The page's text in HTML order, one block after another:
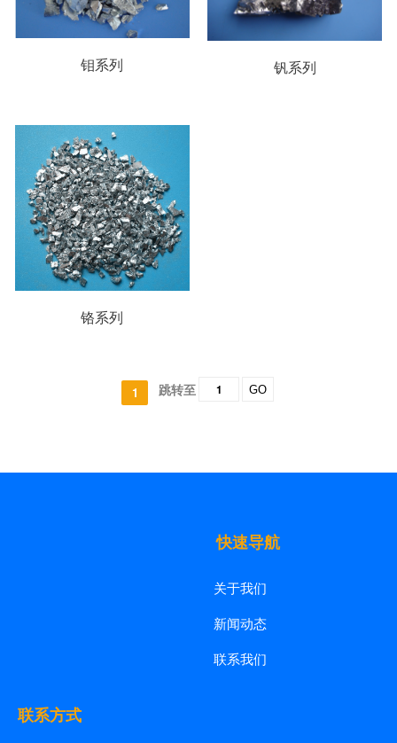
钼系列 钒系列
铬系列
1 跳转至 GO
快速导航
关于我们
新闻动态
联系我们
联系方式